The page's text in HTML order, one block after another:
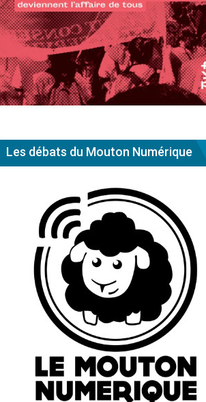
Les débats du Mouton Numérique